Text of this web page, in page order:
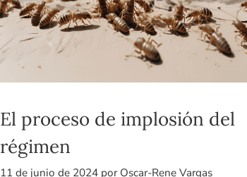
El proceso de implosión del
régimen
11 de junio de 2024 por Oscar-Rene Vargas